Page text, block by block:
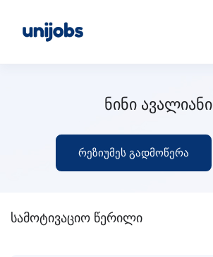
ნინი ავალიანი
რეზიუმეს გადმოწერა
სამოტივაციო წერილი